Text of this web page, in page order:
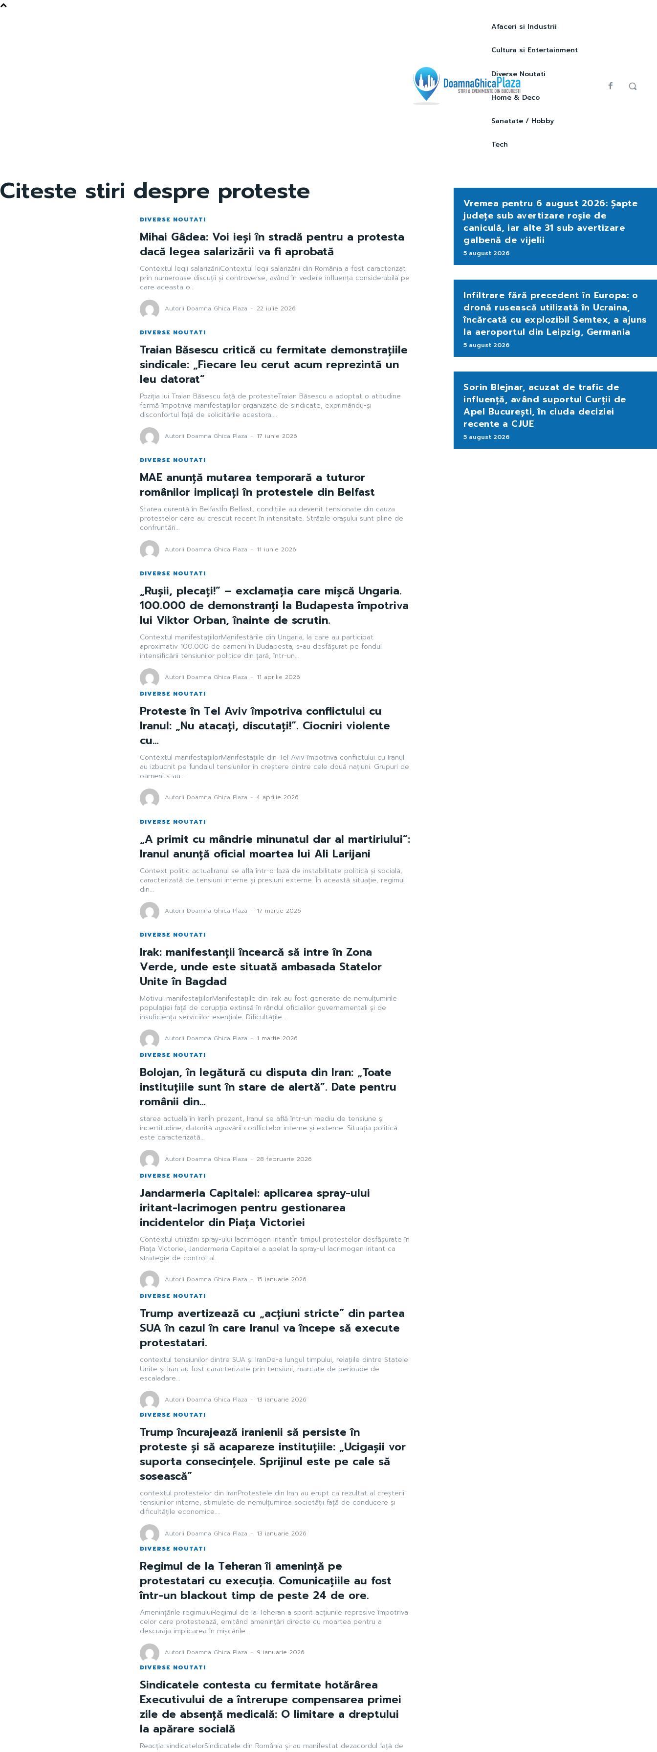
Afaceri si Industrii
Cultura si Entertainment
Diverse Noutati
Home & Deco
Sanatate / Hobby
Tech
Citeste stiri despre proteste
DIVERSE NOUTATI
Mihai Gâdea: Voi ieși în stradă pentru a protesta
dacă legea salarizării va fi aprobată
Contextul legii salarizăriiContextul legii salarizării din România a fost caracterizat
prin numeroase discuții și controverse, având în vedere influența considerabilă pe
care aceasta o...
Autorii Doamna Ghica Plaza - 22 iulie 2026
DIVERSE NOUTATI
Traian Băsescu critică cu fermitate demonstrațiile
sindicale: „Fiecare leu cerut acum reprezintă un
leu datorat”
Poziția lui Traian Băsescu față de protesteTraian Băsescu a adoptat o atitudine
fermă împotriva manifestațiilor organizate de sindicate, exprimându-și
disconfortul față de solicitările acestora....
Autorii Doamna Ghica Plaza - 17 iunie 2026
DIVERSE NOUTATI
MAE anunță mutarea temporară a tuturor
românilor implicați în protestele din Belfast
Starea curentă în BelfastÎn Belfast, condițiile au devenit tensionate din cauza
protestelor care au crescut recent în intensitate. Străzile orașului sunt pline de
confruntări...
Autorii Doamna Ghica Plaza - 11 iunie 2026
DIVERSE NOUTATI
„Rușii, plecați!” – exclamația care mișcă Ungaria.
100.000 de demonstranți la Budapesta împotriva
lui Viktor Orban, înainte de scrutin.
Contextul manifestațiilorManifestările din Ungaria, la care au participat
aproximativ 100.000 de oameni în Budapesta, s-au desfășurat pe fondul
intensificării tensiunilor politice din țară, într-un...
Autorii Doamna Ghica Plaza - 11 aprilie 2026
DIVERSE NOUTATI
Proteste în Tel Aviv împotriva conflictului cu
Iranul: „Nu atacați, discutați!”. Ciocniri violente
cu…
Contextul manifestațiilorManifestațiile din Tel Aviv împotriva conflictului cu Iranul
au izbucnit pe fundalul tensiunilor în creștere dintre cele două națiuni. Grupuri de
oameni s-au...
Autorii Doamna Ghica Plaza - 4 aprilie 2026
DIVERSE NOUTATI
„A primit cu mândrie minunatul dar al martiriului”:
Iranul anunță oficial moartea lui Ali Larijani
Context politic actualIranul se află într-o fază de instabilitate politică și socială,
caracterizată de tensiuni interne și presiuni externe. În această situație, regimul
din...
Autorii Doamna Ghica Plaza - 17 martie 2026
DIVERSE NOUTATI
Irak: manifestanții încearcă să intre în Zona
Verde, unde este situată ambasada Statelor
Unite în Bagdad
Motivul manifestațiilorManifestațiile din Irak au fost generate de nemulțumirile
populației față de corupția extinsă în rândul oficialilor guvernamentali și de
insuficiența serviciilor esențiale. Dificultățile...
Autorii Doamna Ghica Plaza - 1 martie 2026
DIVERSE NOUTATI
Bolojan, în legătură cu disputa din Iran: „Toate
instituțiile sunt în stare de alertă”. Date pentru
românii din…
starea actuală în IranÎn prezent, Iranul se află într-un mediu de tensiune și
incertitudine, datorită agravării conflictelor interne și externe. Situația politică
este caracterizată...
Autorii Doamna Ghica Plaza - 28 februarie 2026
DIVERSE NOUTATI
Jandarmeria Capitalei: aplicarea spray-ului
iritant-lacrimogen pentru gestionarea
incidentelor din Piața Victoriei
Contextul utilizării spray-ului lacrimogen iritantÎn timpul protestelor desfășurate în
Piața Victoriei, Jandarmeria Capitalei a apelat la spray-ul lacrimogen iritant ca
strategie de control al...
Autorii Doamna Ghica Plaza - 15 ianuarie 2026
DIVERSE NOUTATI
Trump avertizează cu „acțiuni stricte” din partea
SUA în cazul în care Iranul va începe să execute
protestatari.
contextul tensiunilor dintre SUA și IranDe-a lungul timpului, relațiile dintre Statele
Unite și Iran au fost caracterizate prin tensiuni, marcate de perioade de
escaladare...
Autorii Doamna Ghica Plaza - 13 ianuarie 2026
DIVERSE NOUTATI
Trump încurajează iranienii să persiste în
proteste și să acapareze instituțiile: „Ucigașii vor
suporta consecințele. Sprijinul este pe cale să
sosească”
contextul protestelor din IranProtestele din Iran au erupt ca rezultat al creșterii
tensiunilor interne, stimulate de nemulțumirea societății față de conducere și
dificultățile economice....
Autorii Doamna Ghica Plaza - 13 ianuarie 2026
DIVERSE NOUTATI
Regimul de la Teheran îi amenință pe
protestatari cu execuția. Comunicațiile au fost
într-un blackout timp de peste 24 de ore.
Amenințările regimuluiRegimul de la Teheran a sporit acțiunile represive împotriva
celor care protestează, emitând amenințări directe cu moartea pentru a
descuraja implicarea în mișcările...
Autorii Doamna Ghica Plaza - 9 ianuarie 2026
DIVERSE NOUTATI
Sindicatele contesta cu fermitate hotărârea
Executivului de a întrerupe compensarea primei
zile de absență medicală: O limitare a dreptului
la apărare socială
Reacția sindicatelorSindicatele din România și-au manifestat dezacordul față de
Vremea pentru 6 august 2026: Șapte
județe sub avertizare roșie de
caniculă, iar alte 31 sub avertizare
galbenă de vijelii
5 august 2026
Infiltrare fără precedent în Europa: o
dronă rusească utilizată în Ucraina,
încărcată cu explozibil Semtex, a ajuns
la aeroportul din Leipzig, Germania
5 august 2026
Sorin Blejnar, acuzat de trafic de
influență, având suportul Curții de
Apel București, în ciuda deciziei
recente a CJUE
5 august 2026